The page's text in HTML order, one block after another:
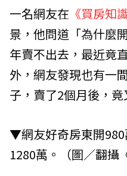
一名網友在 《買房知
景，他問道「為什麼
年賣不出去，最近竟
外，網友發現也有一
子，賣了2個月後，竟
▼網友好奇房東開
1280萬。（圖／翻攝